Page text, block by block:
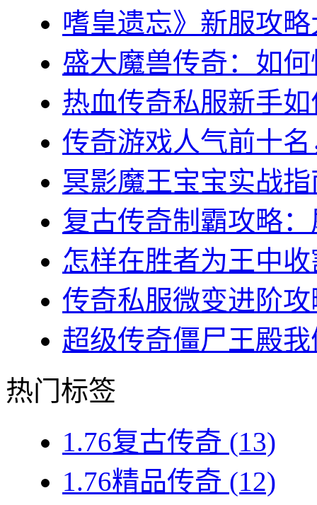
嗜皇遗忘》新服攻
盛大魔兽传奇：如
热血传奇私服新手
传奇游戏人气前十
冥影魔王宝宝实战
复古传奇制霸攻略
怎样在胜者为王中
传奇私服微变进阶
超级传奇僵尸王殿
热门标签
1.76复古传奇 (13)
1.76精品传奇 (12)